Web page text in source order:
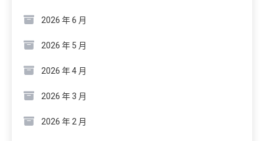
2026 年 6 月
2026 年 5 月
2026 年 4 月
2026 年 3 月
2026 年 2 月